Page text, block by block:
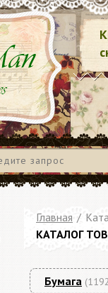
Главная /
КАТАЛОГ
Бумага